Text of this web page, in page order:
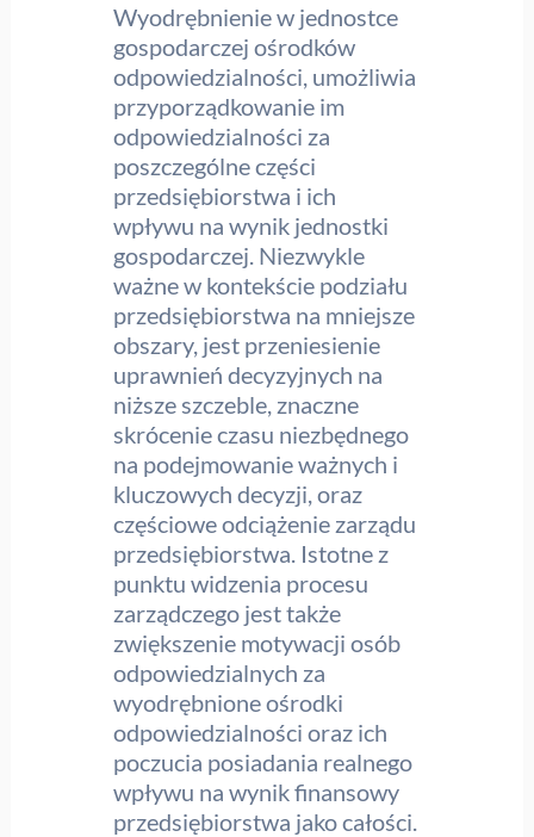
Wyodrębnienie w jednostce
gospodarczej ośrodków
odpowiedzialności, umożliwia
przyporządkowanie im
odpowiedzialności za
poszczególne części
przedsiębiorstwa i ich
wpływu na wynik jednostki
gospodarczej. Niezwykle
ważne w kontekście podziału
przedsiębiorstwa na mniejsze
obszary, jest przeniesienie
uprawnień decyzyjnych na
niższe szczeble, znaczne
skrócenie czasu niezbędnego
na podejmowanie ważnych i
kluczowych decyzji, oraz
częściowe odciążenie zarządu
przedsiębiorstwa. Istotne z
punktu widzenia procesu
zarządczego jest także
zwiększenie motywacji osób
odpowiedzialnych za
wyodrębnione ośrodki
odpowiedzialności oraz ich
poczucia posiadania realnego
wpływu na wynik finansowy
przedsiębiorstwa jako całości.